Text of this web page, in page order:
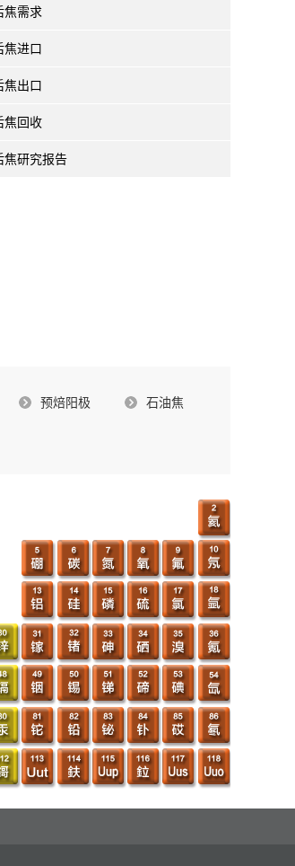
焦需求
焦进口
焦出口
焦回收
焦研究报告
预焙阳极 石油焦